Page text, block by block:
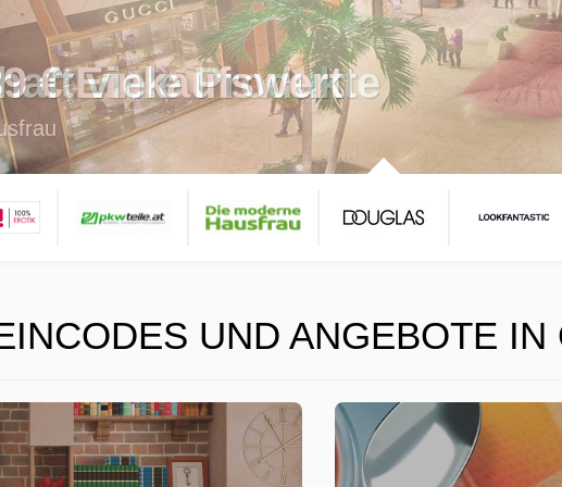
viele Produkte
UND ANGEBOTE IN